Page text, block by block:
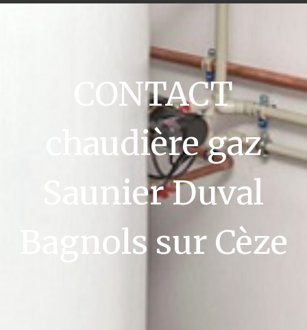
CONTACT
chaudière gaz
Saunier Duval
Bagnols sur Cèze